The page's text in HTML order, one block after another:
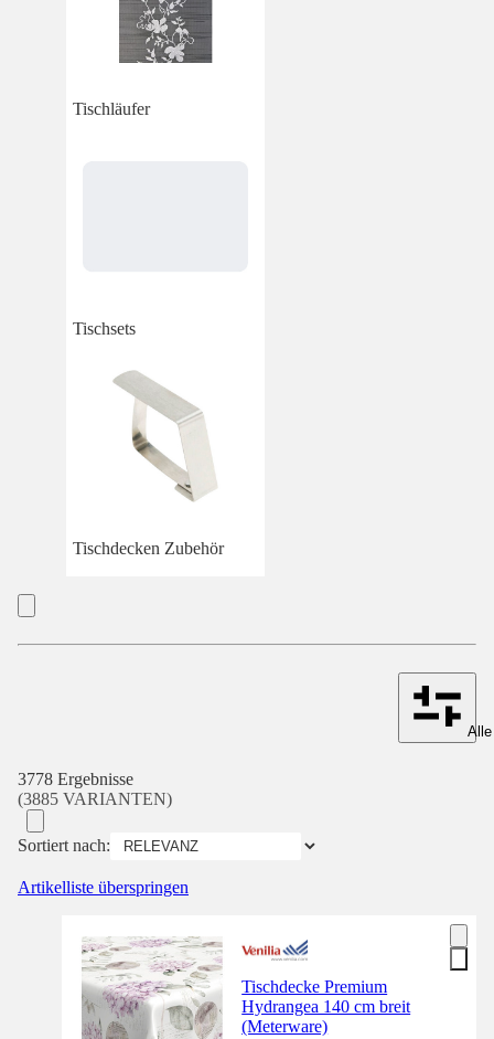
Tischläufer
Tischsets
Tischdecken Zubehör
3778 Ergebnisse
(3885 VARIANTEN)
Sortiert nach:
Artikelliste überspringen
Tischdecke Premium
Hydrangea 140 cm breit
(Meterware)